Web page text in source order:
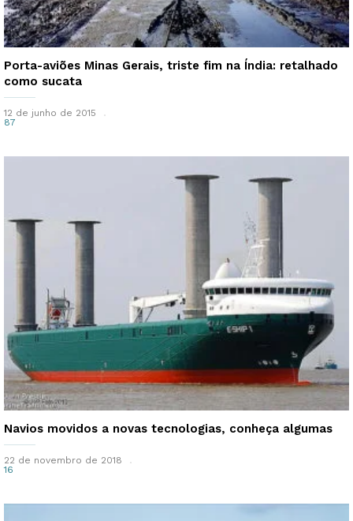
Porta-aviões Minas Gerais, triste fim na Índia: retalhado
como sucata
12 de junho de 2015
87
Navios movidos a novas tecnologias, conheça algumas
22 de novembro de 2018
16